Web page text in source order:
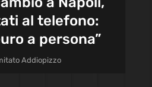
al telefono:
a persona”
Addiopizzo